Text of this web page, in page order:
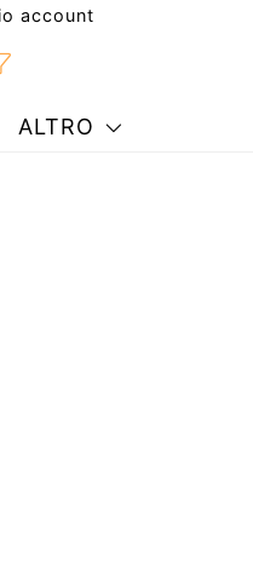
account
ALTRO
Ricetta
questa